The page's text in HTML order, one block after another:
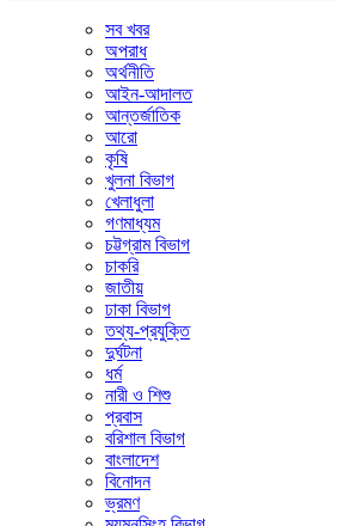
সব খবর
অপরাধ
অর্থনীতি
আইন-আদালত
আন্তর্জাতিক
আরো
কৃষি
খুলনা বিভাগ
খেলাধুলা
গণমাধ্যম
চট্টগ্রাম বিভাগ
চাকরি
জাতীয়
ঢাকা বিভাগ
তথ্য-প্রযুক্তি
দুর্ঘটনা
ধর্ম
নারী ও শিশু
প্রবাস
বরিশাল বিভাগ
বাংলাদেশ
বিনোদন
ভ্রমণ